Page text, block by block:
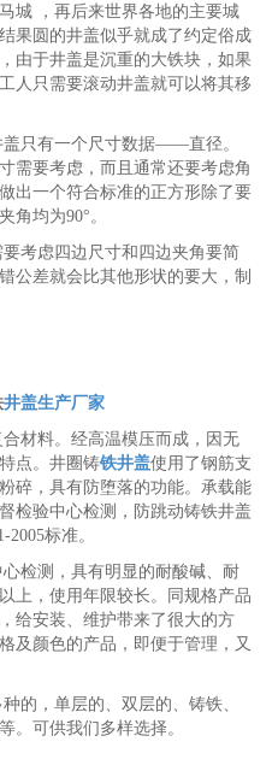
城 ，再后来世界各地的主要城
果圆的井盖似乎就成了约定俗成
由于井盖是沉重的大铁块，如果
人只需要滚动井盖就可以将其移
盖只有一个尺寸数据——直径。
需要考虑，而且通常还要考虑角
出一个符合标准的正方形除了要
角均为90°。
考虑四边尺寸和四边夹角要简
公差就会比其他形状的要大，制
井盖生产厂家
材料。经高温模压而成，因无
点。井圈铸铁井盖使用了钢筋支
碎，具有防堕落的功能。承载能
检验中心检测，防跳动铸铁井盖
标准。
检测，具有明显的耐酸碱、耐
上，使用年限较长。同规格产品
给安装、维护带来了很大的方
及颜色的产品，即便于管理，又
的，单层的、双层的、铸铁、
。可供我们多样选择。